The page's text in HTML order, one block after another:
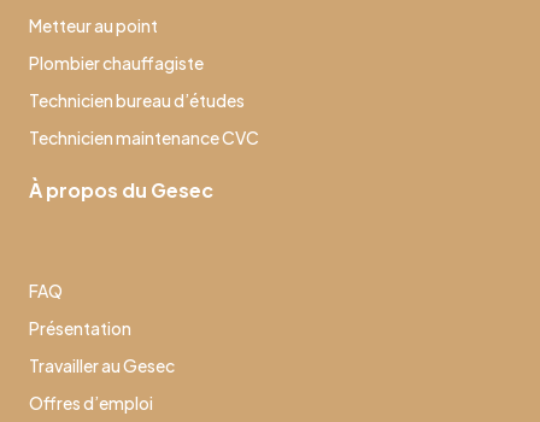
Metteur au point
Plombier chauffagiste
Technicien bureau d’études
Technicien maintenance CVC
À propos du Gesec
FAQ
Présentation
Travailler au Gesec
Offres d’emploi